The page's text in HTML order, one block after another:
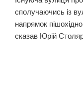
сполучаючись із
напрямок
сказав Юрій